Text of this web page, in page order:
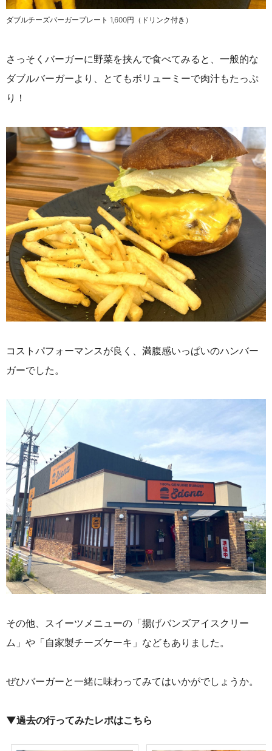
ダブルチーズバーガープレート 1,600円（ドリンク付き）
さっそくバーガーに野菜を挟んで食べてみると、一般的な
ダブルバーガーより、 とてもボリューミーで肉汁もたっぷ
り ！
コストパフォーマンスが良く、満腹感いっぱいのハンバー
ガーでした。
その他、スイーツメニューの「揚げバンズアイスクリー
ム」や「自家製チーズケーキ」などもありました。
ぜひバーガーと一緒に味わってみてはいかがでしょうか。
▼過去の行ってみたレポはこちら